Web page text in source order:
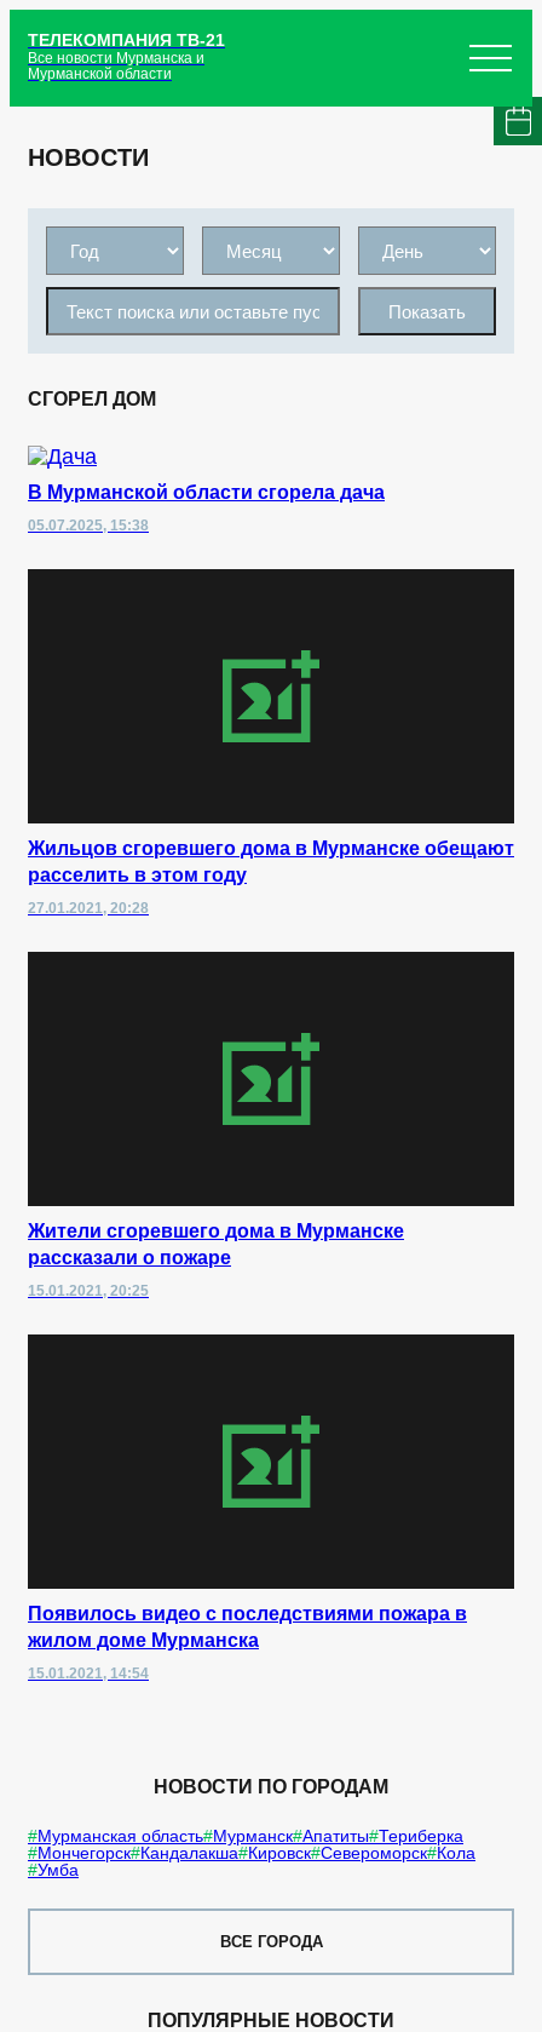
ТЕЛЕКОМПАНИЯ ТВ-21
Все новости Мурманска и
Мурманской области
НОВОСТИ
Показать
СГОРЕЛ ДОМ
В Мурманской области сгорела дача
05.07.2025, 15:38
Жильцов сгоревшего дома в Мурманске обещают
расселить в этом году
27.01.2021, 20:28
Жители сгоревшего дома в Мурманске
рассказали о пожаре
15.01.2021, 20:25
Появилось видео с последствиями пожара в
жилом доме Мурманска
15.01.2021, 14:54
НОВОСТИ ПО ГОРОДАМ
Мурманская область Мурманск Апатиты Териберка
Мончегорск Кандалакша Кировск Североморск Кола
Умба
ВСЕ ГОРОДА
ПОПУЛЯРНЫЕ НОВОСТИ